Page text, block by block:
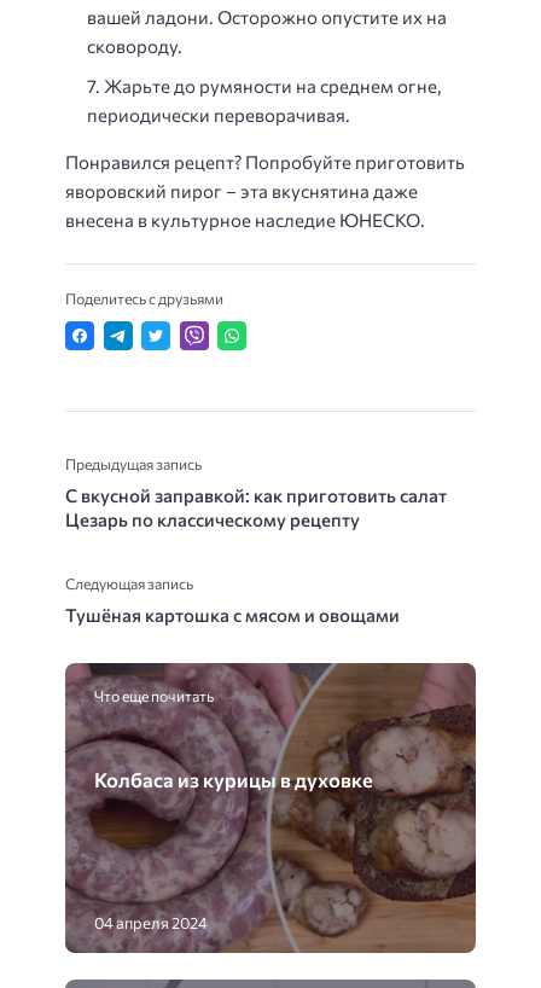
вашей ладони. Осторожно опустите их на
сковороду.
Жарьте до румяности на среднем огне,
периодически переворачивая.
Понравился рецепт? Попробуйте приготовить
яворовский пирог – эта вкуснятина даже
внесена в культурное наследие ЮНЕСКО.
Поделитесь с друзьями
Предыдущая запись
С вкусной заправкой: как приготовить салат
Цезарь по классическому рецепту
Следующая запись
Тушёная картошка с мясом и овощами
Что еще почитать
Колбаса из курицы в духовке
04 апреля 2024